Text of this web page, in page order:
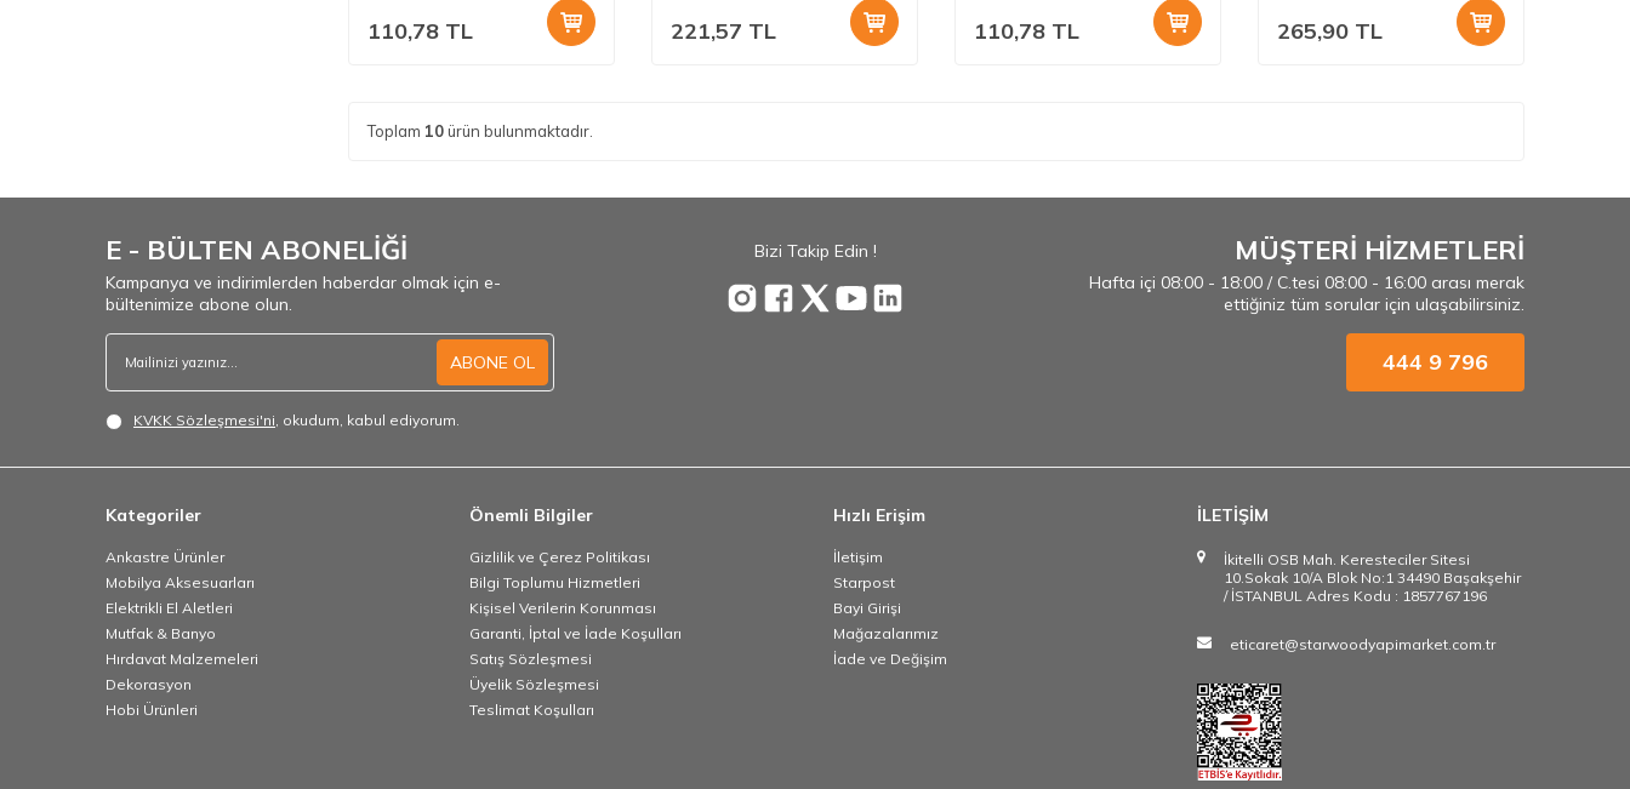
110,78 TL 221,57 TL 110,78 TL 265,90 TL
Toplam 10 ürün bulunmaktadır.
E - BÜLTEN ABONELİĞİ
Kampanya ve indirimlerden haberdar olmak için e-
bültenimize abone olun.
ABONE OL
KVKK Sözleşmesi'ni , okudum, kabul ediyorum.
Bizi Takip Edin ! MÜŞTERİ HİZMETLERİ
Hafta içi 08:00 - 18:00 / C.tesi 08:00 - 16:00 arası merak
ettiğiniz tüm sorular için ulaşabilirsiniz.
444 9 796
Kategoriler
Ankastre Ürünler
Mobilya Aksesuarları
Elektrikli El Aletleri
Mutfak & Banyo
Hırdavat Malzemeleri
Dekorasyon
Hobi Ürünleri
Önemli Bilgiler
Gizlilik ve Çerez Politikası
Bilgi Toplumu Hizmetleri
Kişisel Verilerin Korunması
Garanti, İptal ve İade Koşulları
Satış Sözleşmesi
Üyelik Sözleşmesi
Teslimat Koşulları
Hızlı Erişim
İletişim
Starpost
Bayi Girişi
Mağazalarımız
İade ve Değişim
İLETİŞİM
İkitelli OSB Mah. Keresteciler Sitesi
10.Sokak 10/A Blok No:1 34490 Başakşehir
/ İSTANBUL Adres Kodu : 1857767196
eticaret@starwoodyapimarket.com.tr